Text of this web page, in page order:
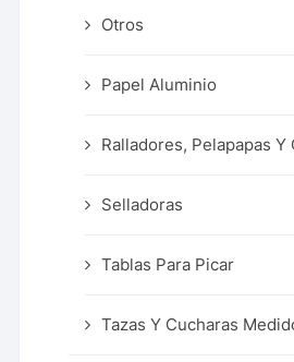
Otros
Papel Aluminio
Ralladores, Pelapapas Y
Selladoras
Tablas Para Picar
Tazas Y Cucharas